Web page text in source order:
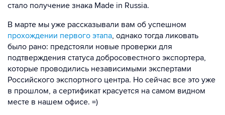
стало получение знака Made in Russia.
В марте мы уже рассказывали вам об успешном
прохождении первого этапа, однако тогда ликовать
было рано: предстояли новые проверки для
подтверждения статуса добросовестного экспортера,
которые проводились независимыми экспертами
Российского экспортного центра. Но сейчас все это уже
в прошлом, а сертификат красуется на самом видном
месте в нашем офисе. =)